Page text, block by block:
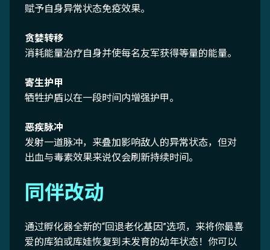
赋予自身异常状态免疫效果。
贪婪转移
消耗能量治疗自身并使每名友军获得等量的能量。
寄生护甲
牺牲护盾以在一段时间内增强护甲。
恶疾脉冲
发射一道脉冲，来叠加影响敌人的异常状态，但对
出血与毒素效果来说仅会刷新持续时间。
同伴改动
通过孵化器全新的“回退老化基因”选项，来将你最喜
爱的库狛或库娃恢复到未发育的幼年状态！你可以